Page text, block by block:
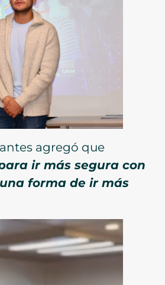
agregó que
ir más segura con
forma de ir más